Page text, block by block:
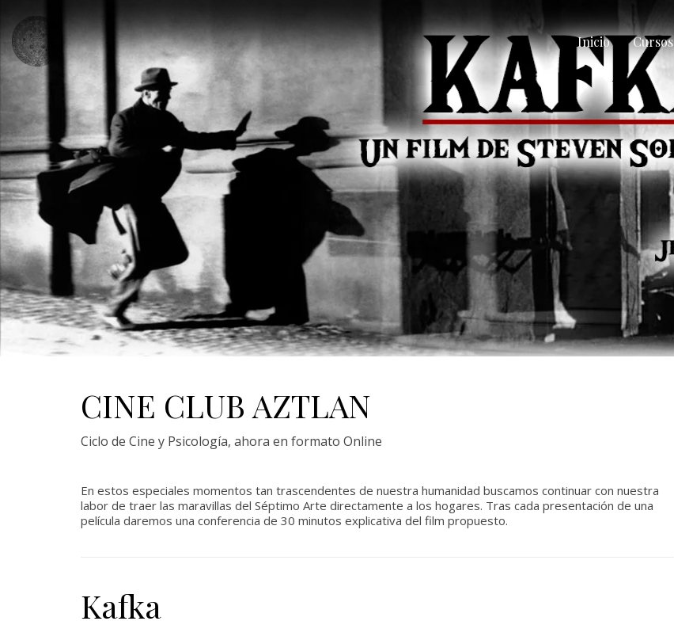
Inicio Cursos
CINE CLUB AZTLAN
Ciclo de Cine y Psicología, ahora en formato Online
En estos especiales momentos tan trascendentes de nuestra humanidad buscamos continuar con nuestra
labor de traer las maravillas del Séptimo Arte directamente a los hogares. Tras cada presentación de una
película daremos una conferencia de 30 minutos explicativa del film propuesto.
Kafka